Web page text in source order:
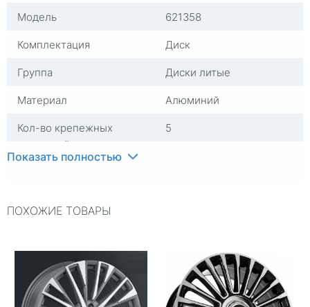
Модель
621358
Комплектация
Диск
Группа
Диски литые
Материал
Алюминий
Кол-во крепежных
отверстий
5
ЦО
Ширина (диски)
Показать полностью
ПОХОЖИЕ ТОВАРЫ